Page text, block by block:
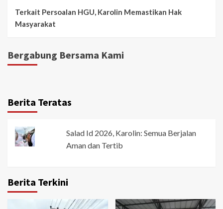
Terkait Persoalan HGU, Karolin Memastikan Hak
Masyarakat
Bergabung Bersama Kami
Berita Teratas
Salad Id 2026, Karolin: Semua Berjalan
Aman dan Tertib
Berita Terkini